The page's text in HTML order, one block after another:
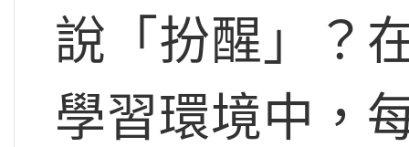
說「扮醒」？
學習環境中，